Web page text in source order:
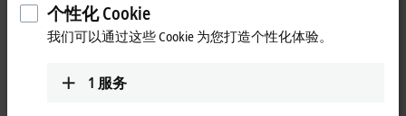
个性化 Cookie
我们可以通过这些 Cookie 为您打造个性化体验。
1 服务